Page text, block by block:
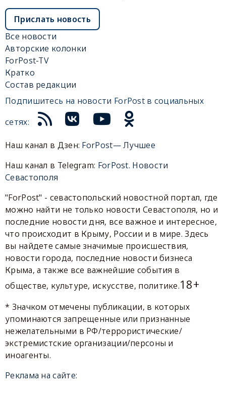
Прислать новость
Все новости
Авторские колонки
ForPost-TV
Кратко
Состав редакции
Подпишитесь на новости ForPost в социальных
сетях:
Наш канал в Дзен: ForPost— Лучшее
Наш канал в Telegram: ForPost. Новости
Севастополя
"ForPost" - севастопольский новостной портал, где
можно найти не только новости Севастополя, но и
последние новости дня, все важное и интересное,
что происходит в Крыму, России и в мире. Здесь
вы найдете самые значимые происшествия,
новости города, последние новости бизнеса
Крыма, а также все важнейшие события в
обществе, культуре, искусстве, политике.18+
* Значком отмечены публикации, в которых
упоминаются запрещенные или признанные
нежелательными в РФ/террористические/
экстремистские организации/персоны и
иноагенты.
Реклама на сайте: